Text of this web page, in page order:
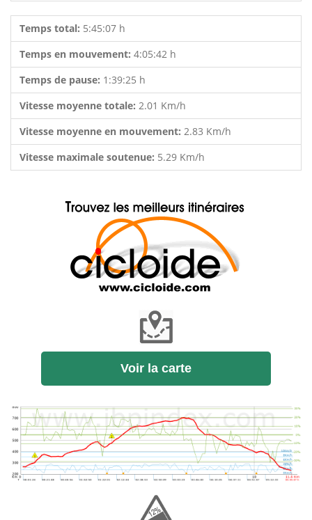
Temps total: 5:45:07 h
Temps en mouvement: 4:05:42 h
Temps de pause: 1:39:25 h
Vitesse moyenne totale: 2.01 Km/h
Vitesse moyenne en mouvement: 2.83 Km/h
Vitesse maximale soutenue: 5.29 Km/h
Voir la carte